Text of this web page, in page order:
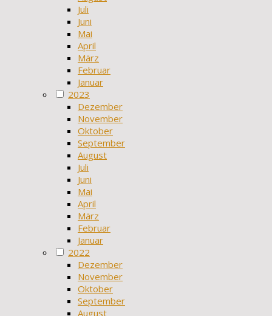
Juli
Juni
Mai
April
März
Februar
Januar
2023
Dezember
November
Oktober
September
August
Juli
Juni
Mai
April
März
Februar
Januar
2022
Dezember
November
Oktober
September
August